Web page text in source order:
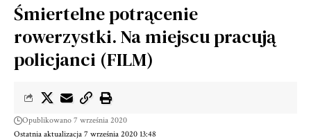
Śmiertelne potrącenie
rowerzystki. Na miejscu pracują
policjanci (FILM)
Ostatnia aktualizacja 7 września 2020 13:48
Opublikowano 7 września 2020